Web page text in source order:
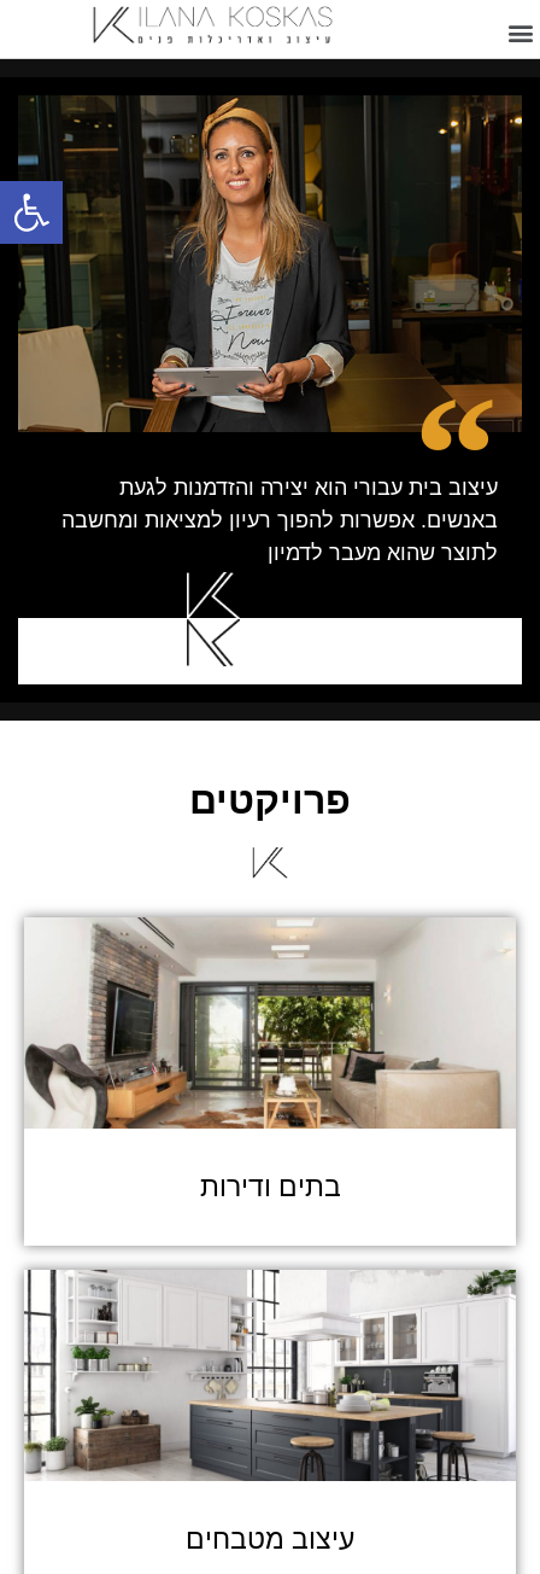
עיצוב בית עבורי הוא יצירה והזדמנות לגעת
באנשים. אפשרות להפוך רעיון למציאות ומחשבה
לתוצר שהוא מעבר לדמיון
פרויקטים
בתים ודירות
עיצוב מטבחים